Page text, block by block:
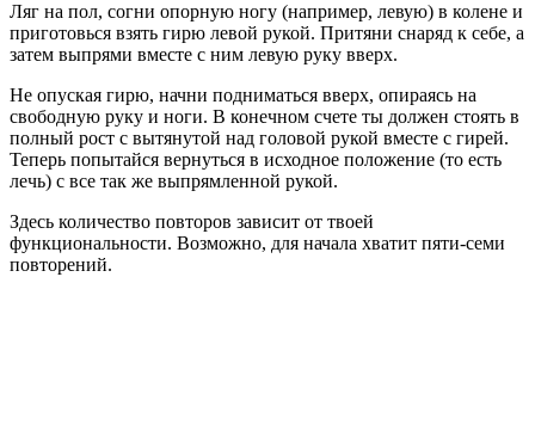
Ляг на пол, согни опорную ногу (например, левую) в колене и
приготовься взять гирю левой рукой. Притяни снаряд к себе, а
затем выпрями вместе с ним левую руку вверх.
Не опуская гирю, начни подниматься вверх, опираясь на
свободную руку и ноги. В конечном счете ты должен стоять в
полный рост с вытянутой над головой рукой вместе с гирей.
Теперь попытайся вернуться в исходное положение (то есть
лечь) с все так же выпрямленной рукой.
Здесь количество повторов зависит от твоей
функциональности. Возможно, для начала хватит пяти-семи
повторений.